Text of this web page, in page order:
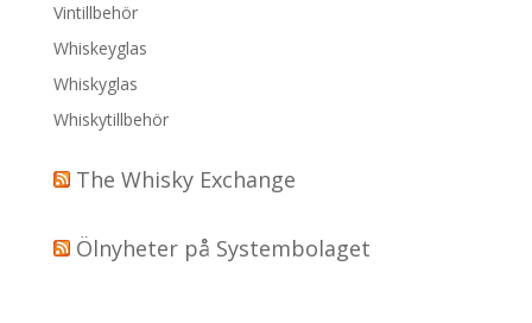
Vintillbehör
Whiskeyglas
Whiskyglas
Whiskytillbehör
The Whisky Exchange
Ölnyheter på Systembolaget